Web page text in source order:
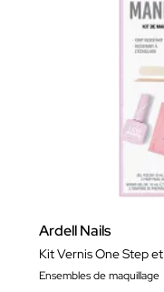
Ardell Nails
Kit Vernis One Step
Ensembles de maquillage